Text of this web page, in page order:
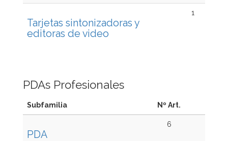
Tarjetas sintonizadoras y
editoras de video
1
PDAs Profesionales
Subfamilia Nº Art.
PDA
6